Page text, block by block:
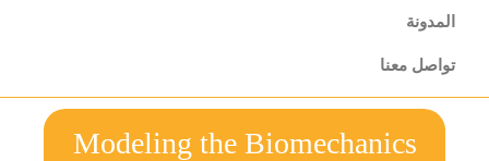
المدونة
تواصل معنا
Modeling the Biomechanics